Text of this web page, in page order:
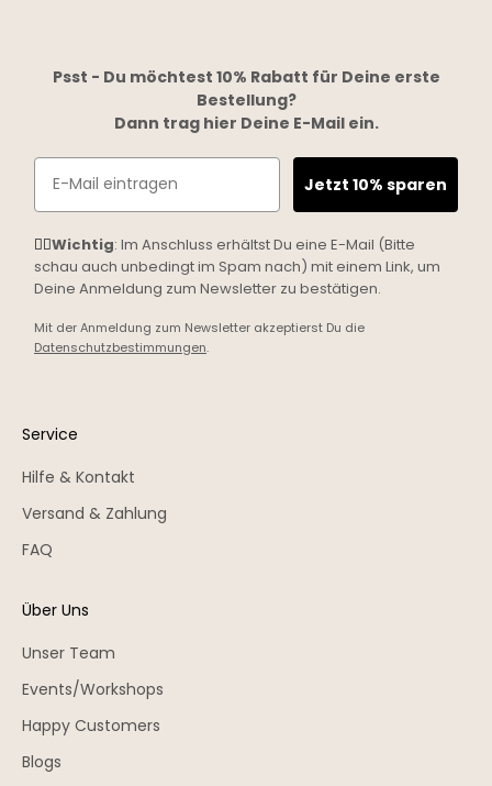
Psst - Du möchtest 10% Rabatt für Deine erste
Bestellung?
Dann trag hier Deine E-Mail ein.
Email
Jetzt 10% sparen
☝🏼Wichtig: Im Anschluss erhältst Du eine E-Mail (Bitte
schau auch unbedingt im Spam nach) mit einem Link, um
Deine Anmeldung zum Newsletter zu bestätigen.
Mit der Anmeldung zum Newsletter akzeptierst Du die
Datenschutzbestimmungen.
Service
Hilfe & Kontakt
Versand & Zahlung
FAQ
Über Uns
Unser Team
Events/Workshops
Happy Customers
Blogs